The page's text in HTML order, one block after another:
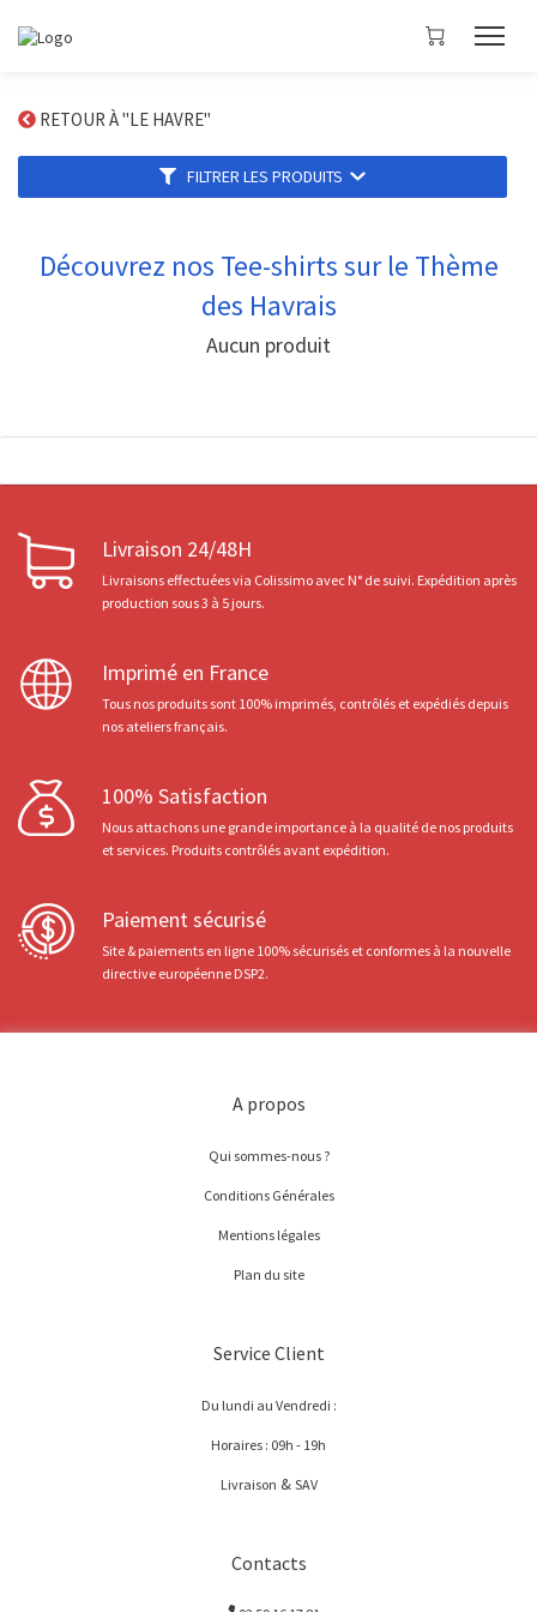
RETOUR À "LE HAVRE"
FILTRER LES PRODUITS
Découvrez nos Tee-shirts sur le Thème
des Havrais
Aucun produit
Livraison 24/48H
Livraisons effectuées via Colissimo avec N° de suivi. Expédition après
production sous 3 à 5 jours.
Imprimé en France
Tous nos produits sont 100% imprimés, contrôlés et expédiés depuis
nos ateliers français.
100% Satisfaction
Nous attachons une grande importance à la qualité de nos produits
et services. Produits contrôlés avant expédition.
Paiement sécurisé
Site & paiements en ligne 100% sécurisés et conformes à la nouvelle
directive européenne DSP2.
A propos
Qui sommes-nous ?
Conditions Générales
Mentions légales
Plan du site
Service Client
Du lundi au Vendredi :
Horaires : 09h - 19h
Livraison & SAV
Contacts